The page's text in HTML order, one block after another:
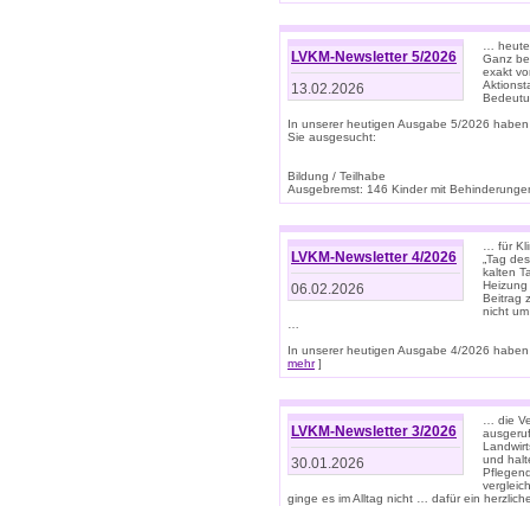
LVKM-Newsletter 5/2026
13.02.2026
…
Ganz
exakt
In unserer heutigen Ausgabe 5/2026
Sie ausgesucht:
Bildung / Teilhabe
Ausgebremst: 146 Kinder mit
LVKM-Newsletter 4/2026
06.02.2026
… für
„Tag
kalten
Beitrag
nicht
In unserer heutigen Ausgabe 4/2026
mehr]
LVKM-Newsletter 3/2026
30.01.2026
… die
und
ginge es im Alltag nicht … dafür ein